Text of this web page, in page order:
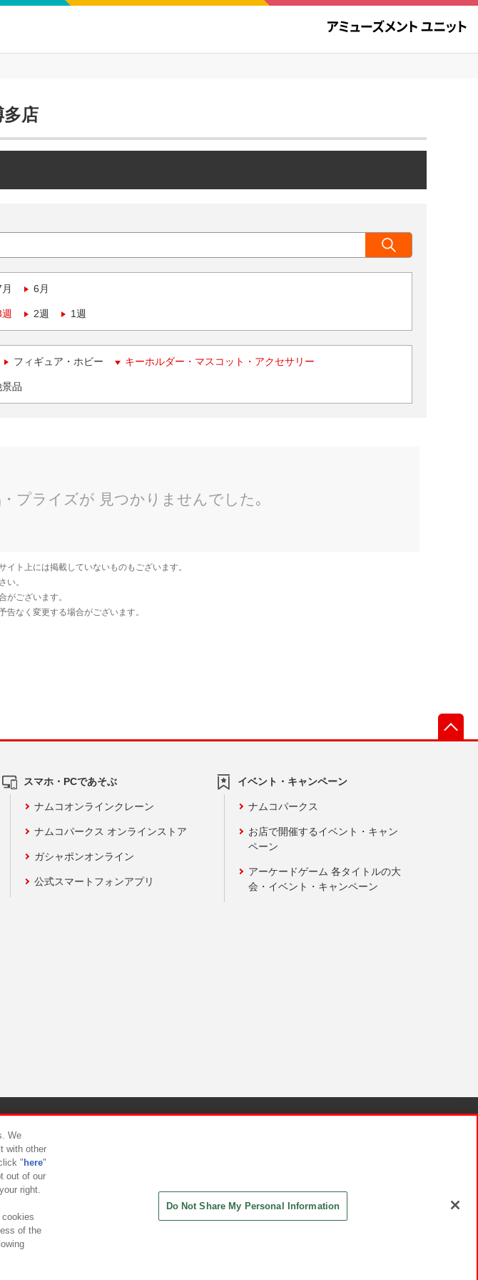
店
6月
2週 1週
フィギュア・ホビー キーホルダー・マスコット・アクセサリー
品
スマホ・PCであそぶ
ナムコオンラインクレーン
ナムコパークス オンラインストア
ガシャポンオンライン
公式スマートフォンアプリ
イベント・キャンペーン
ナムコパークス
お店で開催するイベント・キャン
ペーン
アーケードゲーム 各タイトルの大
会・イベント・キャンペーン
対応方針
We
with other
" here"
out of our
right.
of the
Do Not Share My Personal Information